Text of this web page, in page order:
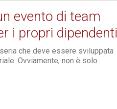
evento di team
i propri dipendenti
che deve essere sviluppata
Ovviamente, non è solo